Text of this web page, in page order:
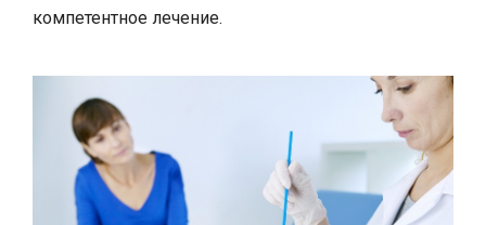
компетентное лечение.